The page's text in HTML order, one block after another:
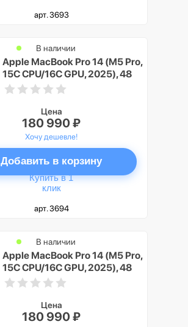
арт. 3693
Apple MacBook Pro 14 (M5 Pro,
15C CPU/16C GPU, 2025), 48
ГБ, 1 ТБ SSD, Серебристый
В наличии
Цена
180 990 ₽
Хочу дешевле!
Добавить в корзину
Купить в 1
клик
арт. 3694
Apple MacBook Pro 14 (M5 Pro,
15C CPU/16C GPU, 2025), 48
ГБ, 1 ТБ SSD, Черный космос
В наличии
Цена
180 990 ₽